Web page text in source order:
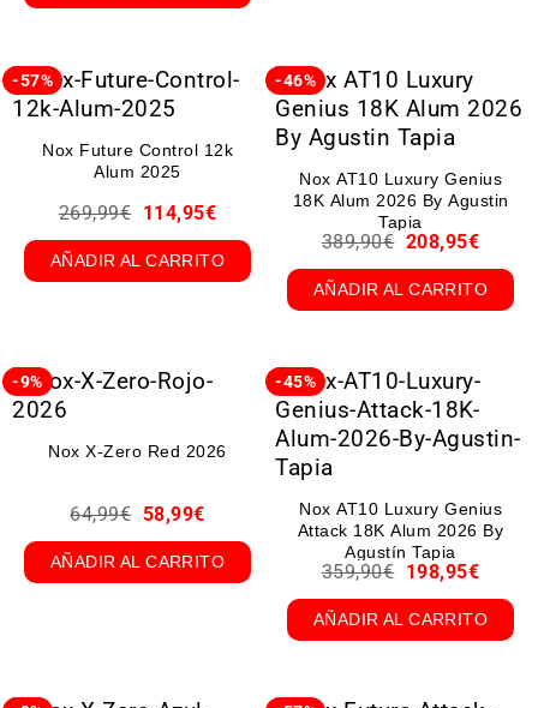
-57%
Nox Future Control 12k
Alum 2025
269,99€ 114,95€
AÑADIR AL CARRITO
-46%
Nox AT10 Luxury Genius
18K Alum 2026 By Agustin
Tapia
389,90€ 208,95€
AÑADIR AL CARRITO
-9%
Nox X-Zero Red 2026
64,99€ 58,99€
AÑADIR AL CARRITO
-45%
Nox AT10 Luxury Genius
Attack 18K Alum 2026 By
Agustín Tapia
359,90€ 198,95€
AÑADIR AL CARRITO